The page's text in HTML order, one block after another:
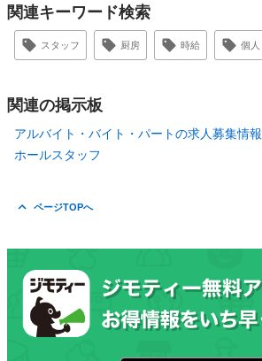
関連キーワード検索
スタッフ 厨房 時給 個人
関連の掲示板
アルバイト・バイト・パートの求人募集情報
ホールスタッフ
ページTOPへ